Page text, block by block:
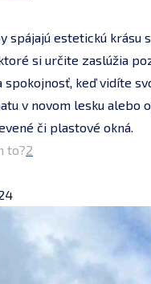
spájajú estetickú krásu
si určite zaslúžia
spokojnosť, keď vidíte
v novom lesku alebo
či plastové okná.
to?2